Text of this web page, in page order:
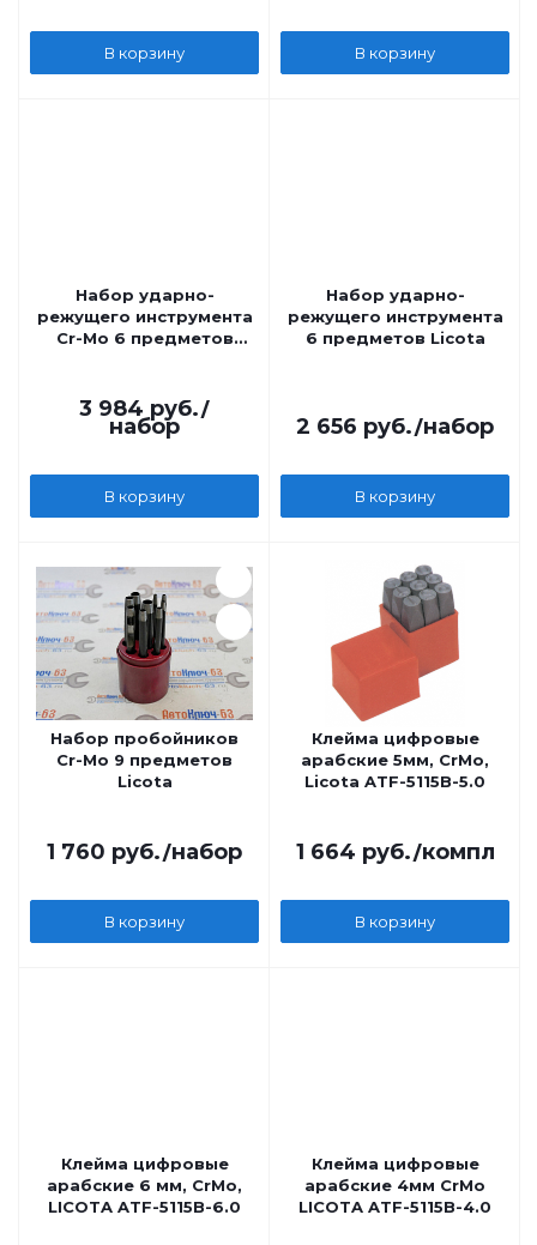
В корзину В корзину
Набор ударно-
режущего инструмента
Cr-Mo 6 предметов
3 984 руб./
набор
В корзину
Набор ударно-
режущего инструмента
6 предметов Licota
2 656 руб./набор
В корзину
Набор пробойников
Cr-Mo 9 предметов
Licota
1 760 руб./набор
В корзину
Клейма цифровые
арабские 5мм, CrMo,
Licota ATF-5115B-5.0
1 664 руб./компл
В корзину
Клейма цифровые
арабские 6 мм, CrMo,
LICOTA ATF-5115B-6.0
Клейма цифровые
арабские 4мм CrMo
LICOTA ATF-5115B-4.0